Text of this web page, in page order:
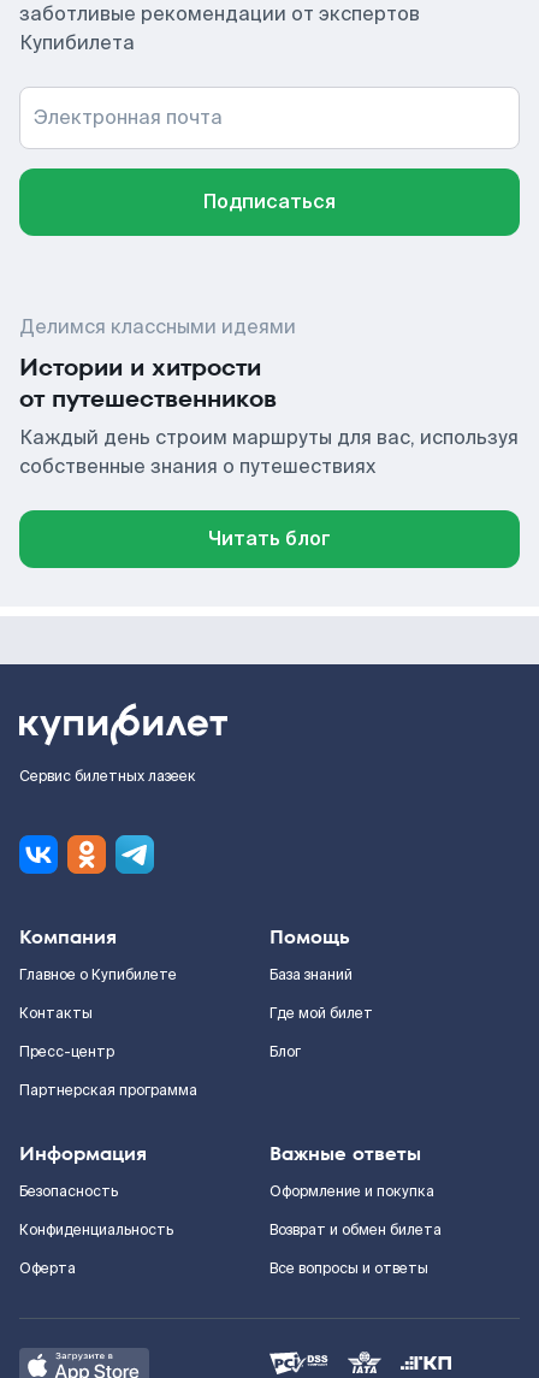
заботливые рекомендации от экспертов
Купибилета
Электронная почта
Подписаться
Делимся классными идеями
Истории и хитрости
от путешественников
Каждый день строим маршруты для вас, используя
собственные знания о путешествиях
Читать блог
Сервис билетных лазеек
Компания
Главное о Купибилете
Контакты
Пресс-центр
Партнерская программа
Помощь
База знаний
Где мой билет
Блог
Информация
Безопасность
Конфиденциальность
Оферта
Важные ответы
Оформление и покупка
Возврат и обмен билета
Все вопросы и ответы